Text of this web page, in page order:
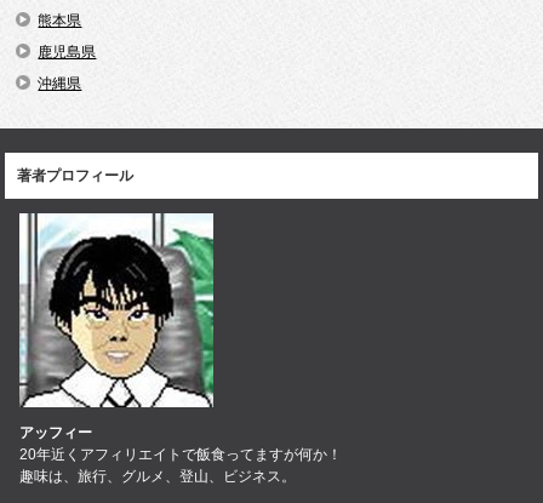
熊本県
鹿児島県
沖縄県
著者プロフィール
アッフィー
20年近くアフィリエイトで飯食ってますが何か！
趣味は、旅行、グルメ、登山、ビジネス。